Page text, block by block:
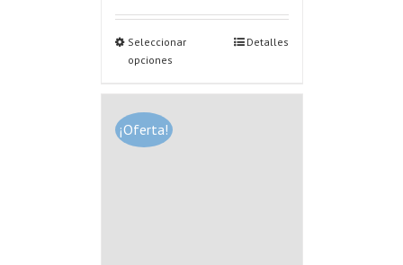
Seleccionar
opciones
Detalles
¡Oferta!